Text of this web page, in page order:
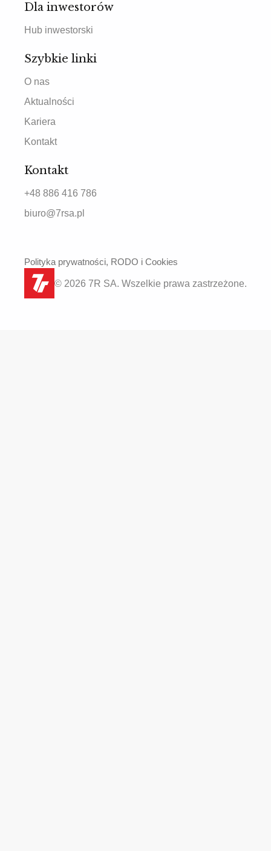
Dla inwestorów
Hub inwestorski
Szybkie linki
O nas
Aktualności
Kariera
Kontakt
Kontakt
+48 886 416 786
biuro@7rsa.pl
© 2026 7R SA. Wszelkie prawa zastrzeżone.
Polityka prywatności, RODO i Cookies